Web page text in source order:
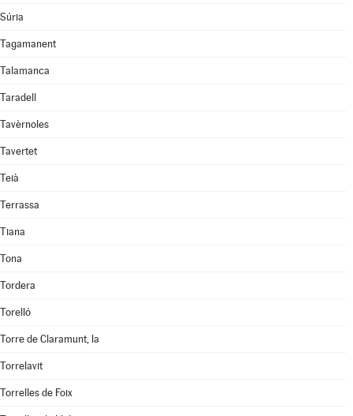
Súria
Tagamanent
Talamanca
Taradell
Tavèrnoles
Tavertet
Teià
Terrassa
Tiana
Tona
Tordera
Torelló
Torre de Claramunt, la
Torrelavit
Torrelles de Foix